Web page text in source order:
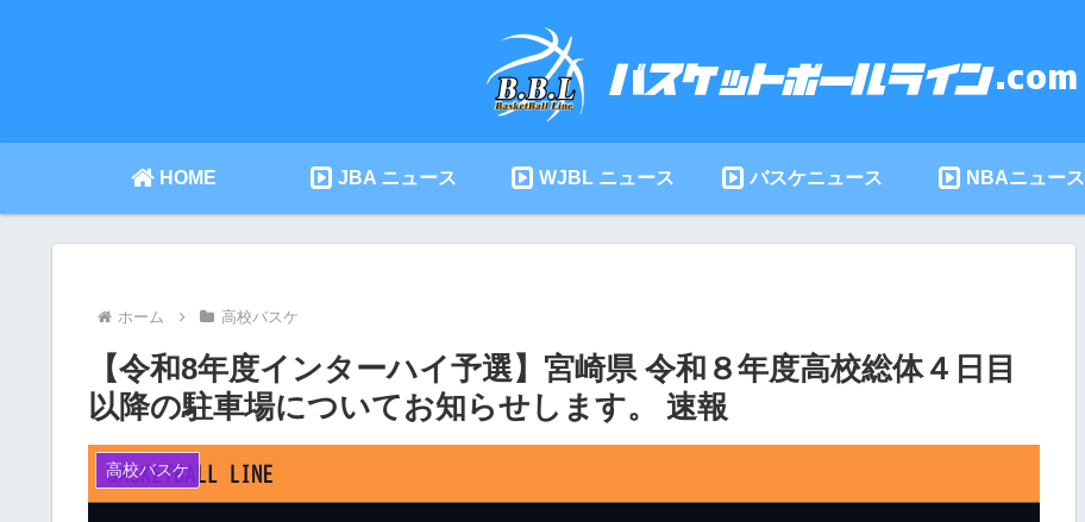
HOME JBA ニュース WJBL ニュース バスケニュース NBAニュース
ホーム 高校バスケ
【令和8年度インターハイ予選】宮崎県 令和８年度高校総体４日目
以降の駐車場についてお知らせします。 速報
高校バスケ